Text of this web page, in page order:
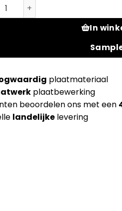
MDF 0H449 W04 Nordic pine
In
plaatmateriaal
plaatbewerking
beoordelen ons met een
landelijke levering